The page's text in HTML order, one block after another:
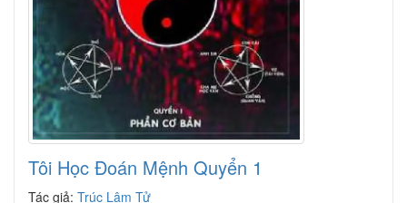
Tôi Học Đoán Mệnh Quyển 1
Tác giả: Trúc Lâm Tử